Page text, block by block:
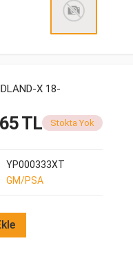
X 18-
TL Stokta Yok
YP000333XT
GM/PSA